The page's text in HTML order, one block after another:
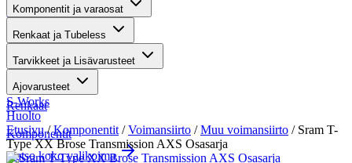
Maastosähköpyörät
Kaupunkisähköpyörät
Renkaat
Komponentit
Katso koko valikoima
Komponentit ja varaosat
Renkaat ja Tubeless
Tarvikkeet ja Lisävarusteet
Ajovarusteet
S-Works
Huolto
Etusivu/Komponentit /Voimansiirto /Muu voimansiirto / Sram T-
Type XX Brose Transmission AXS Osasarja